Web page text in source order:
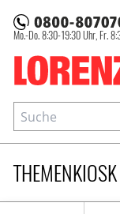
Lorenz
Mo.-Do. 8:30-19:30 Uhr, Fr.
THEMENKIOSK
Suche